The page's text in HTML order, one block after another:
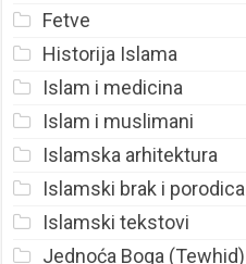
Fetve
Historija Islama
Islam i medicina
Islam i muslimani
Islamska arhitektura
Islamski brak i porodica
Islamski tekstovi
Jednoća Boga (Tewhid)